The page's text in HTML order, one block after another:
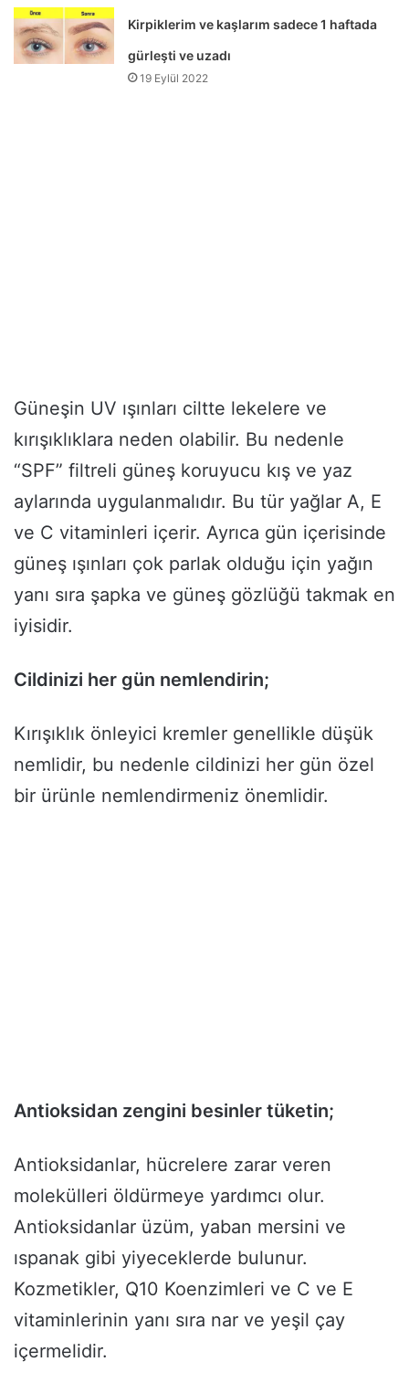
Kirpiklerim ve kaşlarım sadece 1 haftada
gürleşti ve uzadı
19 Eylül 2022
Güneşin UV ışınları ciltte lekelere ve
kırışıklıklara neden olabilir. Bu nedenle
“SPF” filtreli güneş koruyucu kış ve yaz
aylarında uygulanmalıdır. Bu tür yağlar A, E
ve C vitaminleri içerir. Ayrıca gün içerisinde
güneş ışınları çok parlak olduğu için yağın
yanı sıra şapka ve güneş gözlüğü takmak en
iyisidir.
Cildinizi her gün nemlendirin;
Kırışıklık önleyici kremler genellikle düşük
nemlidir, bu nedenle cildinizi her gün özel
bir ürünle nemlendirmeniz önemlidir.
Antioksidan zengini besinler tüketin;
Antioksidanlar, hücrelere zarar veren
molekülleri öldürmeye yardımcı olur.
Antioksidanlar üzüm, yaban mersini ve
ıspanak gibi yiyeceklerde bulunur.
Kozmetikler, Q10 Koenzimleri ve C ve E
vitaminlerinin yanı sıra nar ve yeşil çay
içermelidir.